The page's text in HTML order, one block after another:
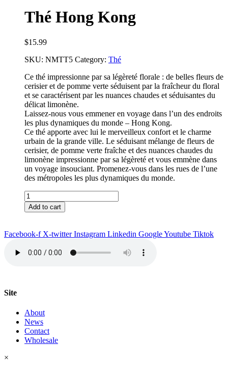
Thé Hong Kong
$15.99
SKU: NMTT5 Category: Thé
Ce thé impressionne par sa légèreté florale : de belles fleurs de
cerisier et de pomme verte séduisent par la fraîcheur du floral
et se caractérisent par les nuances chaudes et séduisantes du
délicat limonène.
Laissez-nous vous emmener en voyage dans l’un des endroits
les plus dynamiques du monde – Hong Kong.
Ce thé apporte avec lui le merveilleux confort et le charme
urbain de la grande ville. Le séduisant mélange de fleurs de
cerisier, de pomme verte fraîche et des nuances chaudes du
limonène impressionne par sa légèreté et vous emmène dans
un voyage insouciant. Promenez-vous dans les rues de l’une
des métropoles les plus dynamiques du monde.
Thé
Hong
Kong
Add to cart
Facebook-f X-twitter Instagram Linkedin GoogleYoutube Tiktok
Site
About
News
Contact
Wholesale
×